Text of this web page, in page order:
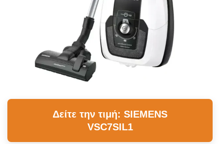
Δείτε την τιμή: SIEMENS
VSC7SIL1